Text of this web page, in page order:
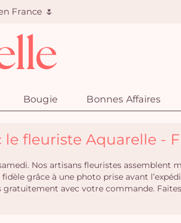
France 🌷
Bougie Bonnes Affaires
le fleuriste Aquarelle -
Nos artisans fleuristes assemblent
grâce à une photo prise avant
avec votre commande.